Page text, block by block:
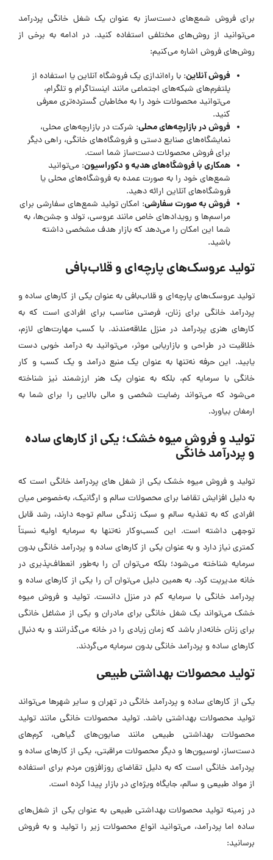
برای فروش شمع‌های دست‌ساز به عنوان یک شغل خانگی پردرآمد
می‌توانید از روش‌های مختلفی استفاده کنید. در ادامه به برخی از
روش‌های فروش اشاره می‌کنیم:
فروش آنلاین: با راه‌اندازی یک فروشگاه آنلاین یا استفاده از
پلتفرم‌های شبکه‌های اجتماعی مانند اینستاگرام و تلگرام،
می‌توانید محصولات خود را به مخاطبان گسترده‌تری معرفی
کنید.
فروش در بازارچه‌های محلی: شرکت در بازارچه‌های محلی،
نمایشگاه‌های صنایع دستی و فروشگاه‌های خانگی، راهی دیگر
برای فروش محصولات دست‌ساز شما است.
همکاری با فروشگاه‌های هدیه و دکوراسیون: می‌توانید
شمع‌های خود را به صورت عمده به فروشگاه‌های محلی یا
فروشگاه‌های آنلاین ارائه دهید.
فروش به صورت سفارشی: امکان تولید شمع‌های سفارشی برای
مراسم‌ها و رویدادهای خاص مانند عروسی، تولد و جشن‌ها، به
شما این امکان را می‌دهد که بازار هدف مشخصی داشته
باشید.
تولید عروسک‌های پارچه‌ای و قلاب‌بافی
تولید عروسک‌های پارچه‌ای و قلاب‌بافی به عنوان یکی از کارهای ساده و
پردرآمد خانگی برای زنان، فرصتی مناسب برای افرادی است که به
کارهای هنری پردرآمد در منزل علاقه‌مندند. با کسب مهارت‌های لازم،
خلاقیت در طراحی و بازاریابی موثر، می‌توانید به درآمد خوبی دست
یابید. این حرفه نه‌تنها به عنوان یک منبع درآمد و یک کسب و کار
خانگی با سرمایه کم، بلکه به عنوان یک هنر ارزشمند نیز شناخته
می‌شود که می‌تواند رضایت شخصی و مالی بالایی را برای شما به
ارمغان بیاورد.
تولید و فروش میوه خشک؛ یکی از کارهای ساده
و پردرآمد خانگی
تولید و فروش میوه خشک یکی از شغل های پردرآمد خانگی است که
به دلیل افزایش تقاضا برای محصولات سالم و ارگانیک، به‌خصوص میان
افرادی که به تغذیه سالم و سبک زندگی سالم توجه دارند، رشد قابل
توجهی داشته است. این کسب‌وکار نه‌تنها به سرمایه اولیه نسبتاً
کمتری نیاز دارد و به عنوان یکی از کارهای ساده و پردرآمد خانگی بدون
سرمایه شناخته می‌شود؛ بلکه می‌توان آن را به‌طور انعطاف‌پذیری در
خانه مدیریت کرد. به همین دلیل می‌توان آن را یکی از کارهای ساده و
پردرآمد خانگی با سرمایه کم در منزل دانست. تولید و فروش میوه
خشک می‌تواند یک شغل خانگی برای مادران و یکی از مشاغل خانگی
برای زنان خانه‌دار باشد که زمان زیادی را در خانه می‌گذرانند و به دنبال
کارهای ساده و پردرآمد خانگی بدون سرمایه می‌گردند.
تولید محصولات بهداشتی طبیعی
یکی از کارهای ساده و پردرآمد خانگی در تهران و سایر شهر‌ها می‌تواند
تولید محصولات بهداشتی باشد. تولید محصولات خانگی مانند تولید
محصولات بهداشتی طبیعی مانند صابون‌های گیاهی، کرم‌های
دست‌ساز، لوسیون‌ها و دیگر محصولات مراقبتی، یکی از کارهای ساده و
پردرآمد خانگی است که به دلیل تقاضای روزافزون مردم برای استفاده
از مواد طبیعی و سالم، جایگاه ویژه‌ای در بازار پیدا کرده است.
در زمینه تولید محصولات بهداشتی طبیعی به عنوان یکی از شغل‌های
ساده اما پردرآمد، می‌توانید انواع محصولات زیر را تولید و به فروش
برسانید: